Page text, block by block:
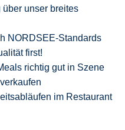
über unser breites
NORDSEE-Standards
first!
richtig gut in Szene
im Restaurant